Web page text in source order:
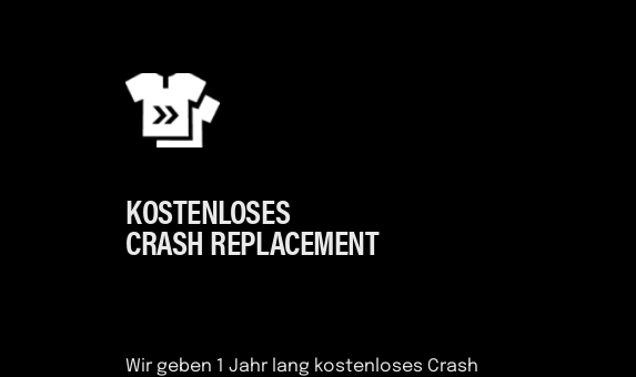
KOSTENLOSES
CRASH REPLACEMENT
Wir geben 1 Jahr lang kostenloses Crash